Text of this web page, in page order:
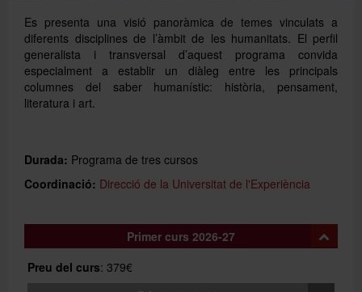
Es presenta una visió panoràmica de temes vinculats a
diferents disciplines de l’àmbit de les humanitats. El perfil
generalista i transversal d’aquest programa convida
especialment a establir un diàleg entre les principals
columnes del saber humanístic: història, pensament,
literatura i art.
Durada: Programa de tres cursos
Coordinació: Direcció de la Universitat de l'Experiència
Primer curs 2026-27
Preu del curs: 379€